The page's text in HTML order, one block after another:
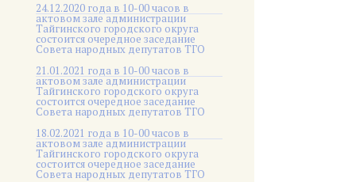
24.12.2020 года в 10-00 часов в
актовом зале администрации
Тайгинского городского округа
состоится очередное заседание
Совета народных депутатов ТГО
21.01.2021 года в 10-00 часов в
актовом зале администрации
Тайгинского городского округа
состоится очередное заседание
Совета народных депутатов ТГО
18.02.2021 года в 10-00 часов в
актовом зале администрации
Тайгинского городского округа
состоится очередное заседание
Совета народных депутатов ТГО